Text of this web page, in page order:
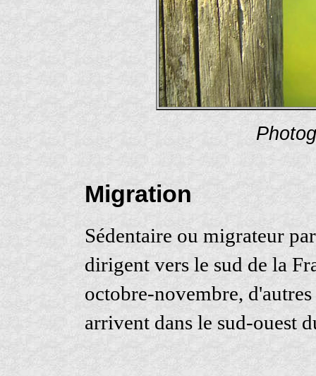
Migration
Sédentaire ou migrateur
dirigent vers le sud de la
octobre-novembre,
arrivent dans le sud-ouest